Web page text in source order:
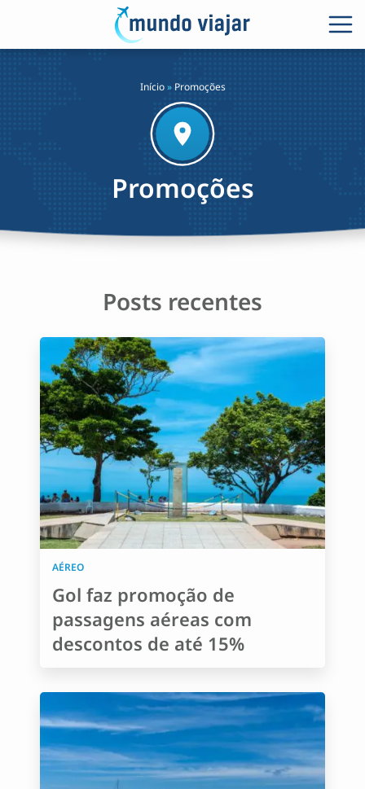
Início» Promoções
Promoções
Posts recentes
AÉREO
Gol faz promoção de
passagens aéreas com
descontos de até 15%